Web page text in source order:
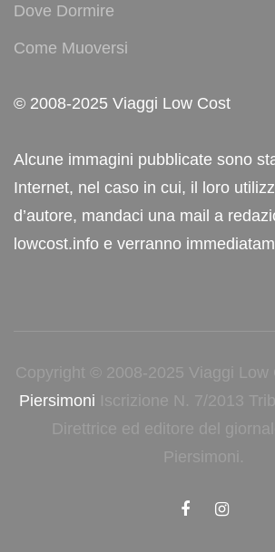
Dove Dormire
Come Muoversi
© 2008-2025 Viaggi Low Cost
Alcune immagini pubblicate sono
Internet, nel caso in cui, il loro
d’autore, mandaci una mail a
lowcost.info e verranno
Copyright © 2008-2025 Viaggi Low
Piersimoni Iscrizione N. 7/2013
Direttrice ed editore del
Piersimoni.